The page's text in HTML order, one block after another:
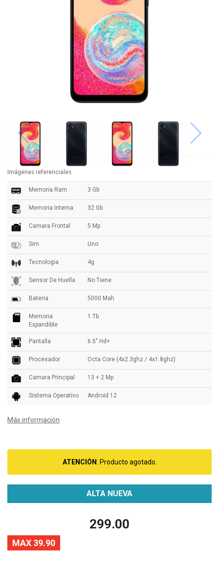
Imágenes referenciales
Memoria Ram 3 Gb
Memoria Interna 32 Gb
Camara Frontal 5 Mp
Sim Uno
Tecnologia 4g
Sensor De Huella No Tiene
Bateria 5000 Mah
Memoria
Expandible
1 Tb
Pantalla 6.5" Hd+
Procesador Octa Core (4x2.3ghz / 4x1.8ghz)
Camara Principal 13 + 2 Mp
Sistema Operativo Android 12
Más información
ATENCIÓN: Producto agotado.
ALTA NUEVA
299.00
MAX 39.90